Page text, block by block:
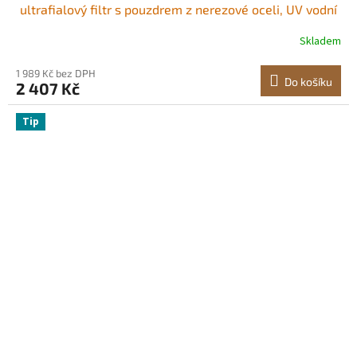
ultrafialový filtr s pouzdrem z nerezové oceli, UV vodní
Skladem
1 989 Kč bez DPH
2 407 Kč Do košíku
Tip